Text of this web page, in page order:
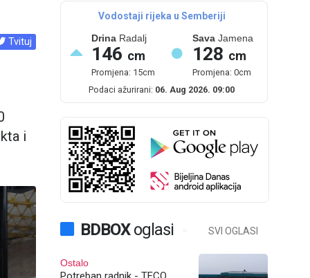
Tvituj
i
Vodostaji rijeka u Semberiji
Drina Radalj
146 cm
Promjena: 15cm
SavaJamena
128 cm
Promjena: 0cm
Podaci ažurirani: 06. Aug 2026. 09:00
BDBOXoglasi SVI OGLASI
Ostalo